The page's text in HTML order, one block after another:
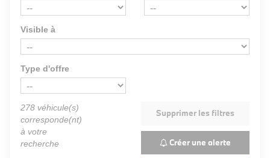
Visible à
Type d'offre
278 véhicule(s)
corresponde(nt)
à votre
recherche
Supprimer les filtres
Créer une alerte